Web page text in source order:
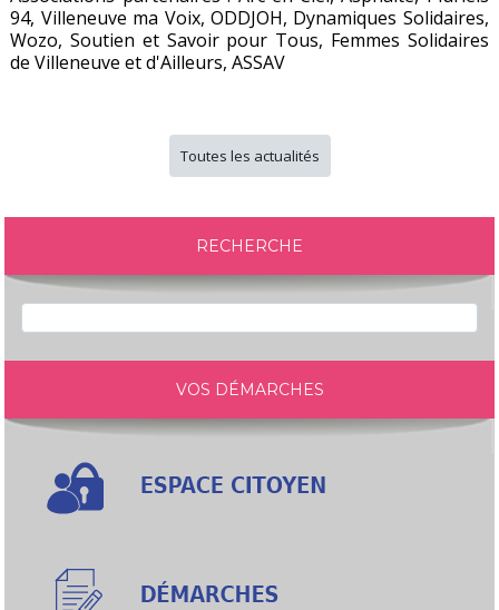
94, Villeneuve ma Voix, ODDJOH, Dynamiques Solidaires,
Wozo, Soutien et Savoir pour Tous, Femmes Solidaires
de Villeneuve et d'Ailleurs, ASSAV
Toutes les actualités
RECHERCHE
VOS DÉMARCHES